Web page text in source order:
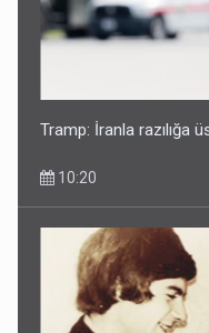
Tramp: İranla razılığa
10:20